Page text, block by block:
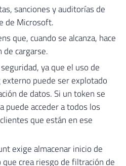
sanciones y auditorías de
de Microsoft.
que, cuando se alcanza, hace
cargarse.
ya que el uso de
puede ser explotado
de datos. Si un token se
puede acceder a todos los
que están en ese
exige almacenar inicio de
crea riesgo de filtración de